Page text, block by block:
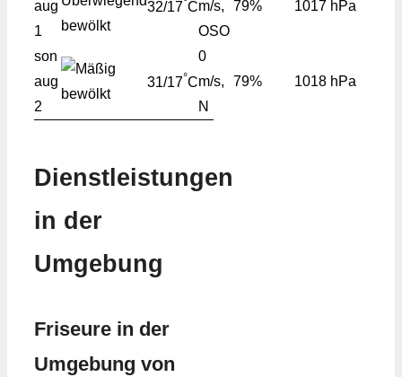
aug
1
32/17 Cm/s,
OSO
79% 1017 hPa
son
aug
2
31/17°C
0
m/s,
N
79% 1018 hPa
Dienstleistungen
in der
Umgebung
Friseure in der
Umgebung von